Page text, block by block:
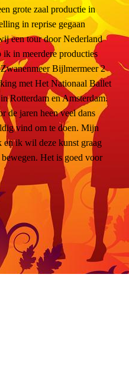
grote zaal productie in
in reprise gegaan
een tour door Nederland
ik in meerdere producties
Bijlmermeer 2
met Het Nationaal Ballet
Rotterdam en Amsterdam.
de jaren heen veel dans
vind om te doen. Mijn
en ik wil deze kunst graag
Het is goed voor